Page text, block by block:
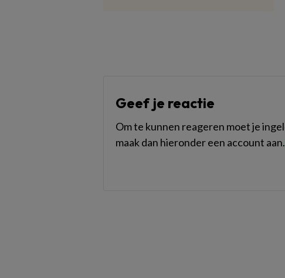
Geef je reactie
Om te kunnen reageren moet je
maak dan hieronder een account aan.